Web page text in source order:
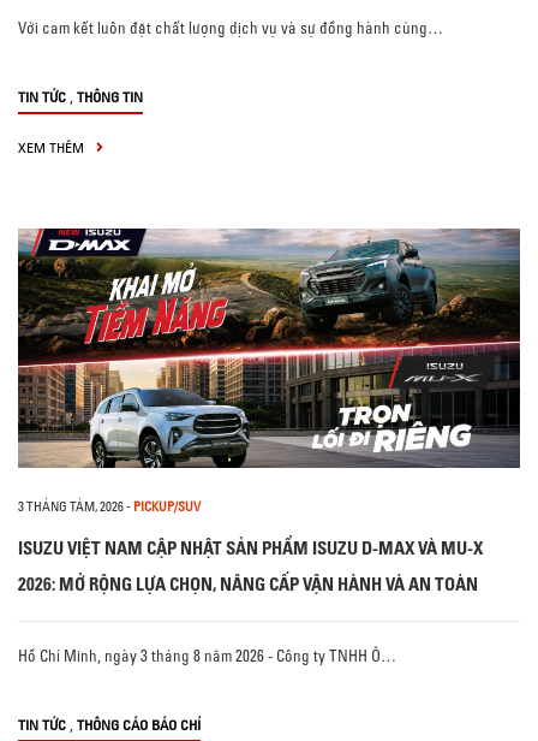
Với cam kết luôn đặt chất lượng dịch vụ và sự đồng hành cùng…
TIN TỨC , THÔNG TIN
XEM THÊM
3 THÁNG TÁM, 2026- PICKUP/SUV
ISUZU VIỆT NAM CẬP NHẬT SẢN PHẨM ISUZU D-MAX VÀ MU-X
2026: MỞ RỘNG LỰA CHỌN, NÂNG CẤP VẬN HÀNH VÀ AN TOÀN
Hồ Chí Minh, ngày 3 tháng 8 năm 2026 - Công ty TNHH Ô…
TIN TỨC , THÔNG CÁO BÁO CHÍ